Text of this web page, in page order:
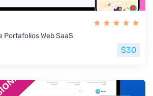
Portafolios Web SaaS
$30